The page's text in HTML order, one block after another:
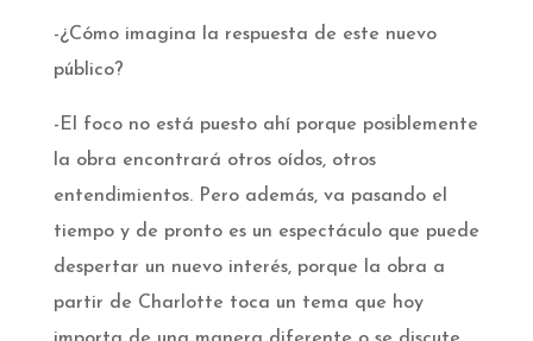
-¿Cómo imagina la respuesta de este nuevo
público?­
-El foco no está puesto ahí porque posiblemente
la obra encontrará otros oídos, otros
entendimientos. Pero además, va pasando el
tiempo y de pronto es un espectáculo que puede
despertar un nuevo interés, porque la obra a
partir de Charlotte toca un tema que hoy